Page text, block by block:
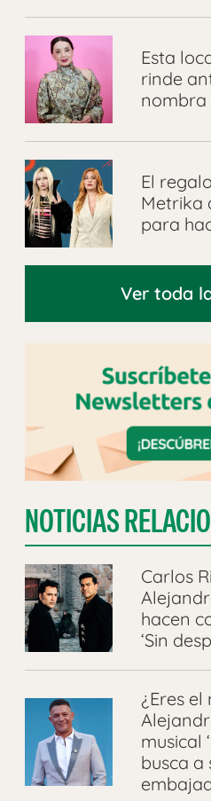
Esta
rinde
nombra
El
Metrika
para
Ver toda
NOTICIAS
Carlos
hacen
‘Sin
¿Eres
musical
busca a